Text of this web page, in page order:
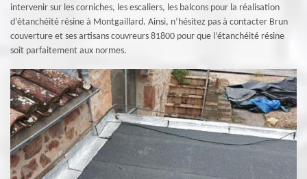
intervenir sur les corniches, les escaliers, les balcons pour la réalisation
d’étanchéité résine à Montgaillard. Ainsi, n’hésitez pas à contacter Brun
couverture et ses artisans couvreurs 81800 pour que l’étanchéité résine
soit parfaitement aux normes.